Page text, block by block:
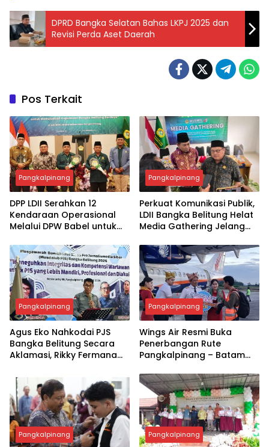
DPRD Bangka Selatan Bahas LKPJ 2025 dan
Revisi Perda Aset Daerah
Pos Terkait
Pangkalpinang
DPP LDII Serahkan 12
Kendaraan Operasional
Melalui DPW Babel untuk
Organisasi
Pangkalpinang
Perkuat Komunikasi Publik,
LDII Bangka Belitung Helat
Media Gathering Jelang
Pangkalpinang
Agus Eko Nahkodai PJS
Bangka Belitung Secara
Aklamasi, Rikky Fermana
Pangkalpinang
Wings Air Resmi Buka
Penerbangan Rute
Pangkalpinang – Batam
Festival Pasir Padi Kota
Pangkalpinang
Pangkalpinang Pangkalpinang